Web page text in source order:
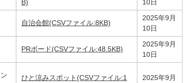
B)
10日
自治会館(CSVファイル:8KB)
2025年9月
10日
PRボード(CSVファイル:48.5KB)
2025年9月
10日
ひと涼みスポット(CSVファイル:1
2025年9月